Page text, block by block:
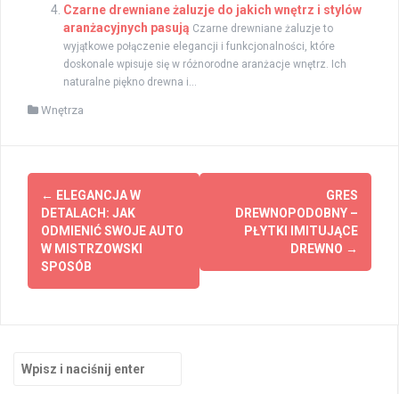
Czarne drewniane żaluzje do jakich wnętrz i stylów
aranżacyjnych pasują Czarne drewniane żaluzje to
wyjątkowe połączenie elegancji i funkcjonalności, które
doskonale wpisuje się w różnorodne aranżacje wnętrz. Ich
naturalne piękno drewna i...
Wnętrza
Zobacz
wpisy
← ELEGANCJA W
DETALACH: JAK
ODMIENIĆ SWOJE AUTO
W MISTRZOWSKI
SPOSÓB
GRES
DREWNOPODOBNY –
PŁYTKI IMITUJĄCE
DREWNO →